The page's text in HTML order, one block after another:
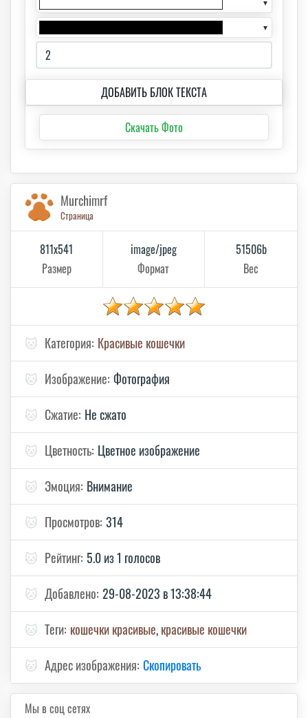
▼
▼
ДОБАВИТЬ БЛОК ТЕКСТА
Скачать Фото
Murchimrf
Страница
811x541
Размер
image/jpeg
Формат
51506b
Вес
🐱 Категория: Красивые кошечки
🐱 Изображение: Фотография
🐱 Сжатие: Не сжато
🐱 Цветность: Цветное изображение
🐱 Эмоция: Внимание
🐱 Просмотров: 314
🐱 Рейтинг: 5.0 из 1 голосов
🐱 Добавлено: 29-08-2023 в 13:38:44
🐱 Теги: кошечки красивые,красивые кошечки
🐱 Адрес изображения: Скопировать
Мы в соц сетях